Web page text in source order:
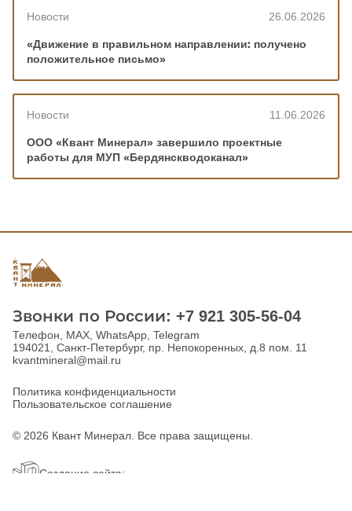
Новости 26.06.2026
«Движение в правильном направлении: получено
положительное письмо»
Новости 11.06.2026
ООО «Квант Минерал» завершило проектные
работы для МУП «Бердянскводоканал»
Звонки по Роcсии: +7 921 305-56-04
Телефон, MAX, WhatsApp, Telegram
194021, Санкт-Петербург, пр. Непокоренных, д.8 пом. 11
kvantmineral@mail.ru
Политика конфиденциальности
Пользовательское соглашение
© 2026 Квант Минерал. Все права защищены.
Создание сайта: